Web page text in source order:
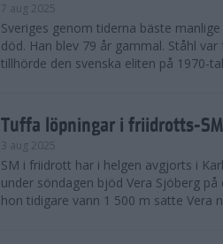
7 aug 2025
Sveriges genom tiderna bäste
död. Han blev 79 år gammal. Ståhl
tillhörde den svenska eliten på 1970-
Tuffa löpningar i friidrotts-SM
3 aug 2025
SM i friidrott har i helgen avgjorts i
under söndagen bjöd Vera Sjöberg
hon tidigare vann 1 500 m satte Vera